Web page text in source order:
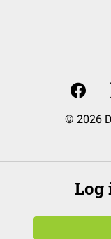
© 2026
Log